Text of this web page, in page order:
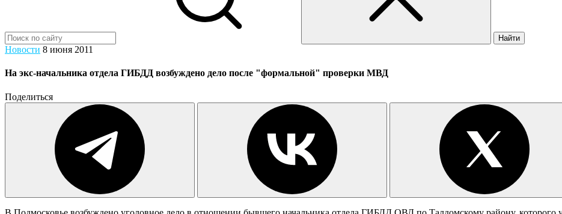
Найти
Новости 8 июня 2011
На экс-начальника отдела ГИБДД возбуждено дело после "формальной" проверки МВД
Поделиться